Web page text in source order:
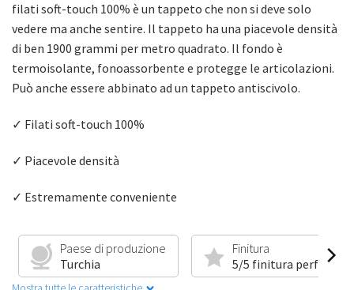
filati soft-touch 100% è un tappeto che non si deve solo
vedere ma anche sentire. Il tappeto ha una piacevole densità
di ben 1900 grammi per metro quadrato. Il fondo è
termoisolante, fonoassorbente e protegge le articolazioni.
Può anche essere abbinato ad un tappeto antiscivolo.
✓ Filati soft-touch 100%
✓ Piacevole densità
✓ Estremamente conveniente
Paese di produzione
Turchia
Finitura
5/5 finitura perfetta